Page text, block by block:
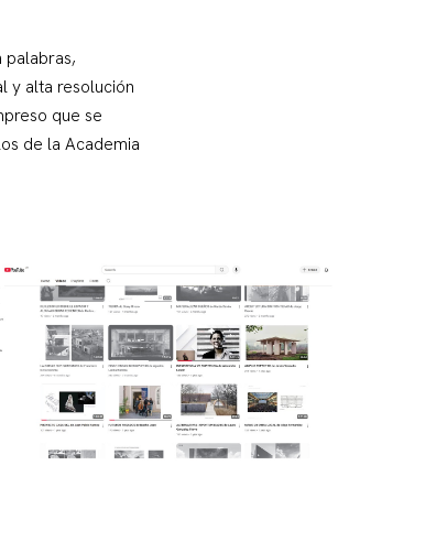
palabras,
y alta resolución
que se
de la Academia